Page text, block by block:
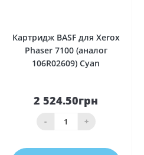
Картридж BASF для Xerox
Phaser 7100 (аналог
106R02609) Cyan
2 524.50грн
- +